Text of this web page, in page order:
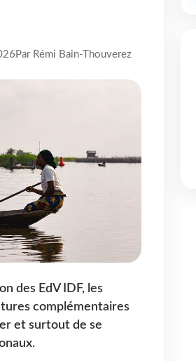
Par Rémi Bain-Thouverez
des EdV IDF, les
complémentaires
et surtout de se